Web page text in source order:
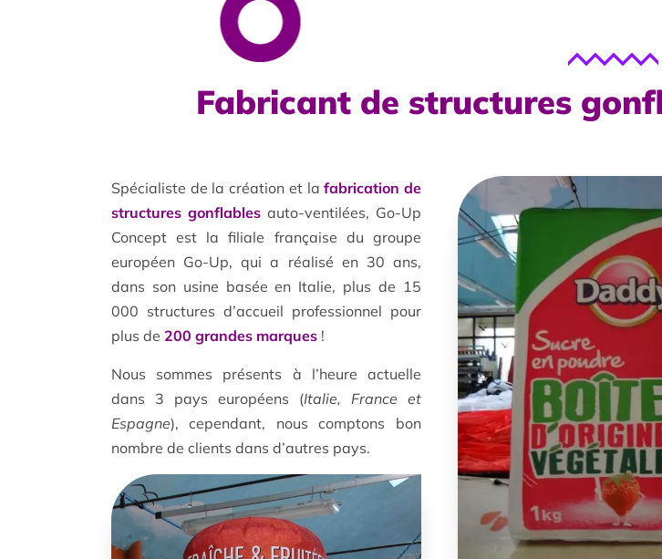
Fabricant de structures
Spécialiste de la création et lafabrication de
structures gonflables auto-ventilées, Go-Up
Concept est la filiale française du groupe
européen Go-Up, qui a réalisé en 30 ans,
dans son usine basée en Italie, plus de 15
000 structures d’accueil professionnel pour
plus de 200 grandes marques !
Nous sommes présents à l’heure actuelle
dans 3 pays européens (Italie, France et
Espagne), cependant, nous comptons bon
nombre de clients dans d’autres pays.